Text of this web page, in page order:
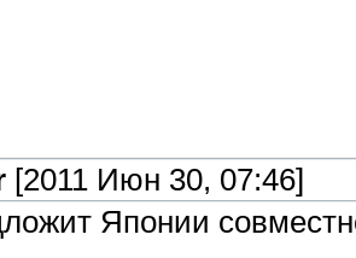
[2011 Июн 30, 07:46]
Японии